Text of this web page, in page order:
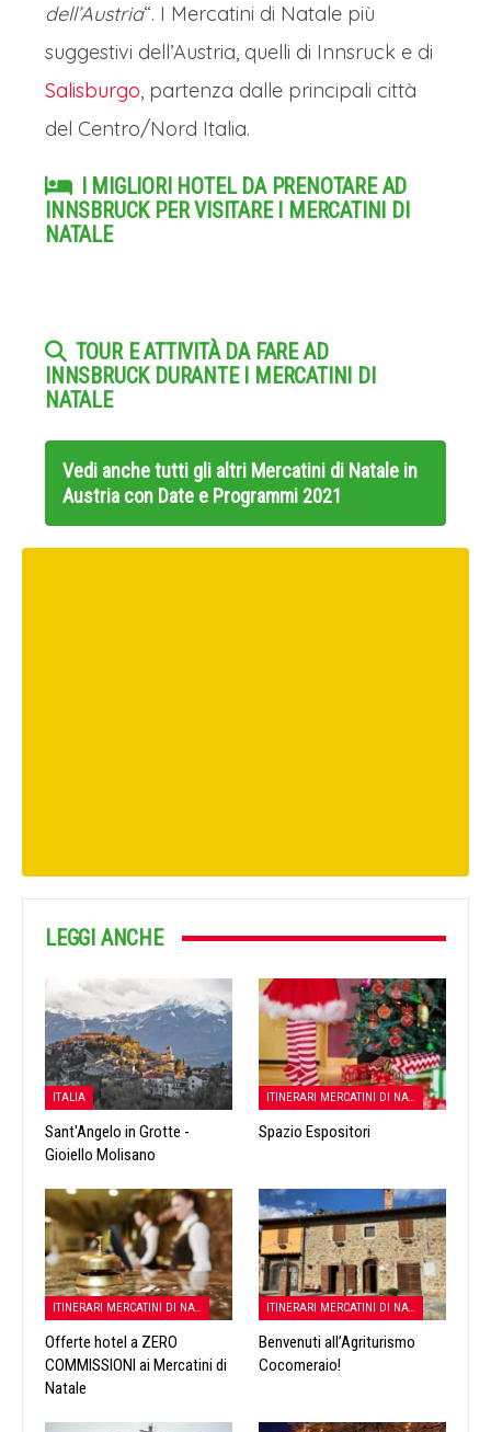
dell’Austria“. I Mercatini di Natale più
suggestivi dell’Austria, quelli di Innsruck e di
Salisburgo, partenza dalle principali città
del Centro/Nord Italia.
I MIGLIORI HOTEL DA PRENOTARE AD
INNSBRUCK PER VISITARE I MERCATINI DI
NATALE
TOUR E ATTIVITÀ DA FARE AD
INNSBRUCK DURANTE I MERCATINI DI
NATALE
Vedi anche tutti gli altri Mercatini di Natale in
Austria con Date e Programmi 2021
LEGGI ANCHE
ITALIA
Sant'Angelo in Grotte -
Gioiello Molisano
ITINERARI MERCATINI DI NATALE
Spazio Espositori
ITINERARI MERCATINI DI NATALE
Offerte hotel a ZERO
COMMISSIONI ai Mercatini di
Natale
ITINERARI MERCATINI DI NATALE
Benvenuti all’Agriturismo
Cocomeraio!